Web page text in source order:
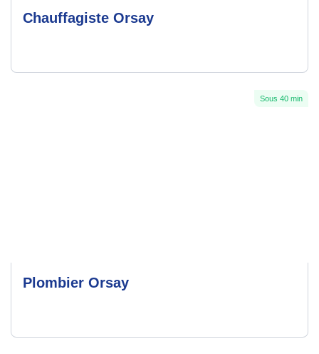
Chauffagiste Orsay
Sous 40 min
Plombier Orsay